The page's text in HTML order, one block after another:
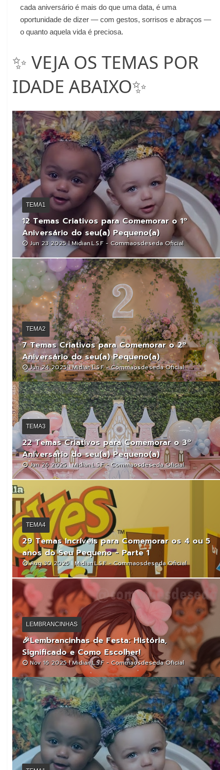
cada aniversário é mais do que uma data, é uma
oportunidade de dizer — com gestos, sorrisos e abraços —
o quanto aquela vida é preciosa.
✨ VEJA OS TEMAS POR
IDADE ABAIXO✨
TEMA1
12 Temas Criativos para Comemorar o 1º
Aniversário do seu(a) Pequeno(a)
Jun 23 2025 Midian.L.S.F - Commaosdeseda Oficial
TEMA2
7 Temas Criativos para Comemorar o 2º
Aniversário do seu(a) Pequeno(a)
Jun 24 2025 Midian.L.S.F - Commaosdeseda Oficial
TEMA3
22 Temas Criativos para Comemorar o 3º
Aniversário do seu(a) Pequeno(a)
Jun 26 2025 Midian.L.S.F - Commaosdeseda Oficial
TEMA4
29 Temas Incríveis para Comemorar os 4 ou 5
anos do Seu Pequeno - Parte 1
Aug 30 2025 Midian.L.S.F - Commaosdeseda Oficial
LEMBRANCINHAS
🎉Lembrancinhas de Festa: História,
Significado e Como Escolher!
Nov 16 2025 Midian.L.S.F - Commaosdeseda Oficial